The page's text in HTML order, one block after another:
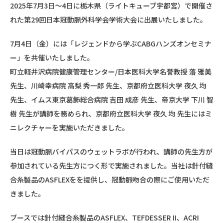
2025年7月3日～4日に栃木県（ライトキューブ宇都宮）で開催さ
れた第29回日本冠動脈外科学会学術大会に出展いたしました。
7月4日（金）には「レジェンドから学ぶCABGハンズオンセミナ
ー」を共催いたしました。
町立軽井沢病院健康管理センター/日本医科大学名誉教授 落 雅美
先生、川崎幸病院 高梨 秀一郎 先生、京都府立医科大学 夜久 均
先生、イムス東京葛飾総合病院 吉田 成彦 先生、帝京大学 下川 智
樹 先生が講師を務められ、 京都府立医科大学 夜久 均 先生にはミ
ニレクチャーを実施いただきました。
当日は冠動脈バイパスのウェットラボが行われ、講師の先生方が
参加されている先生方につく形で実施されました。当社は針付縫
合糸製品のASFLEXをを提供し、 冠動脈吻合の際にご使用いただ
きました。
ブースでは針付縫合糸製品のASFLEX、TEFDESSER II、ACRI